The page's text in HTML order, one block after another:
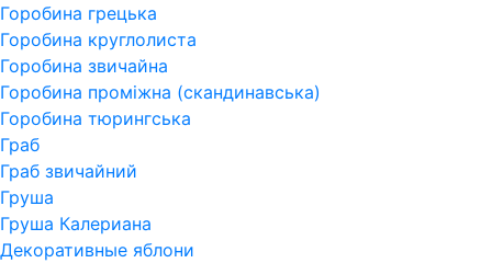
Горобина грецька
Горобина круглолиста
Горобина звичайна
Горобина проміжна (скандинавська)
Горобина тюрингська
Граб
Граб звичайний
Груша
Груша Калериана
Декоративные яблони